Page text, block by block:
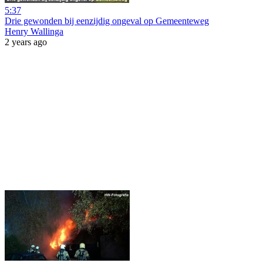
5:37
Drie gewonden bij eenzijdig ongeval op Gemeenteweg
Henry Wallinga
2 years ago